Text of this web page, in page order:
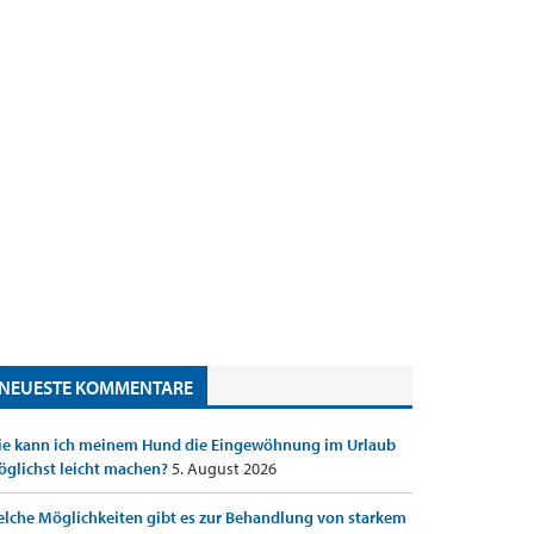
NEUESTE KOMMENTARE
kann ich meinem Hund die Eingewöhnung im Urlaub
leicht machen?5. August 2026
Möglichkeiten gibt es zur Behandlung von starkem